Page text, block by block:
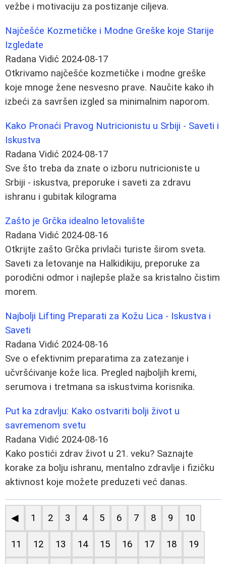
vežbe i motivaciju za postizanje ciljeva.
Najčešće Kozmetičke i Modne Greške koje Starije
Izgledate
Radana Vidić 2024-08-17
Otkrivamo najčešće kozmetičke i modne greške
koje mnoge žene nesvesno prave. Naučite kako ih
izbeći za savršen izgled sa minimalnim naporom.
Kako Pronaći Pravog Nutricionistu u Srbiji - Saveti i
Iskustva
Radana Vidić 2024-08-17
Sve što treba da znate o izboru nutricioniste u
Srbiji - iskustva, preporuke i saveti za zdravu
ishranu i gubitak kilograma
Zašto je Grčka idealno letovalište
Radana Vidić 2024-08-16
Otkrijte zašto Grčka privlači turiste širom sveta.
Saveti za letovanje na Halkidikiju, preporuke za
porodični odmor i najlepše plaže sa kristalno čistim
morem.
Najbolji Lifting Preparati za Kožu Lica - Iskustva i
Saveti
Radana Vidić 2024-08-16
Sve o efektivnim preparatima za zatezanje i
učvršćivanje kože lica. Pregled najboljih kremi,
serumova i tretmana sa iskustvima korisnika.
Put ka zdravlju: Kako ostvariti bolji život u
savremenom svetu
Radana Vidić 2024-08-16
Kako postići zdrav život u 21. veku? Saznajte
korake za bolju ishranu, mentalno zdravlje i fizičku
aktivnost koje možete preduzeti već danas.
◀ 1 2 3 4 5 6 7 8 9 10
11 12 13 14 15 16 17 18 19